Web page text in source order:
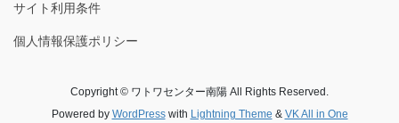
サイト利用条件
個人情報保護ポリシー
Copyright © ワトワセンター南陽 All Rights Reserved.
Powered by WordPresswith Lightning Theme & VK All in One